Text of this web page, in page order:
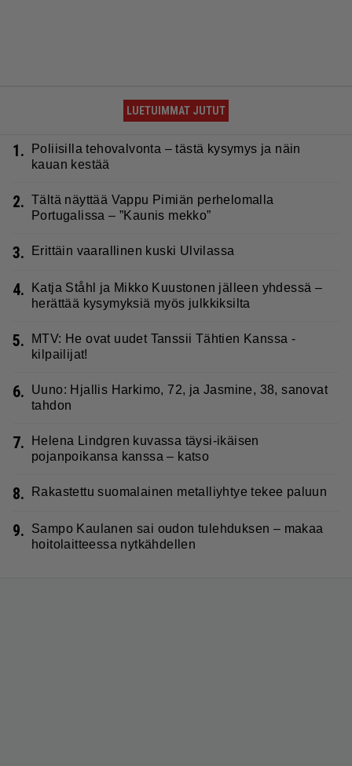
LUETUIMMAT JUTUT
1.
Poliisilla tehovalvonta – tästä kysymys ja näin
kauan kestää
2. Tältä näyttää Vappu Pimiän perhelomalla
Portugalissa – ”Kaunis mekko”
3. Erittäin vaarallinen kuski Ulvilassa
4.
Katja Ståhl ja Mikko Kuustonen jälleen yhdessä –
herättää kysymyksiä myös julkkiksilta
5.
MTV: He ovat uudet Tanssii Tähtien Kanssa -
kilpailijat!
6.
Uuno: Hjallis Harkimo, 72, ja Jasmine, 38, sanovat
tahdon
7.
Helena Lindgren kuvassa täysi-ikäisen
pojanpoikansa kanssa – katso
8. Rakastettu suomalainen metalliyhtye tekee paluun
9.
Sampo Kaulanen sai oudon tulehduksen – makaa
hoitolaitteessa nytkähdellen